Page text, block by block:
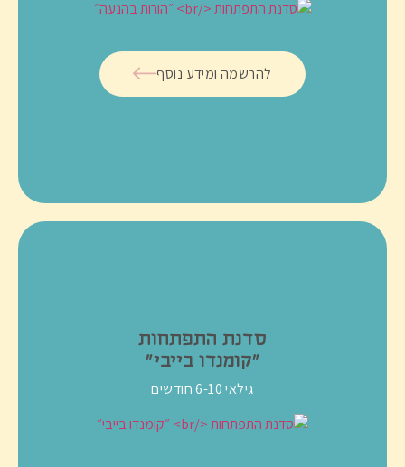
להרשמה ומידע נוסף
סדנת התפתחות
״קומנדו בייבי״
גילאי 6-10 חודשים